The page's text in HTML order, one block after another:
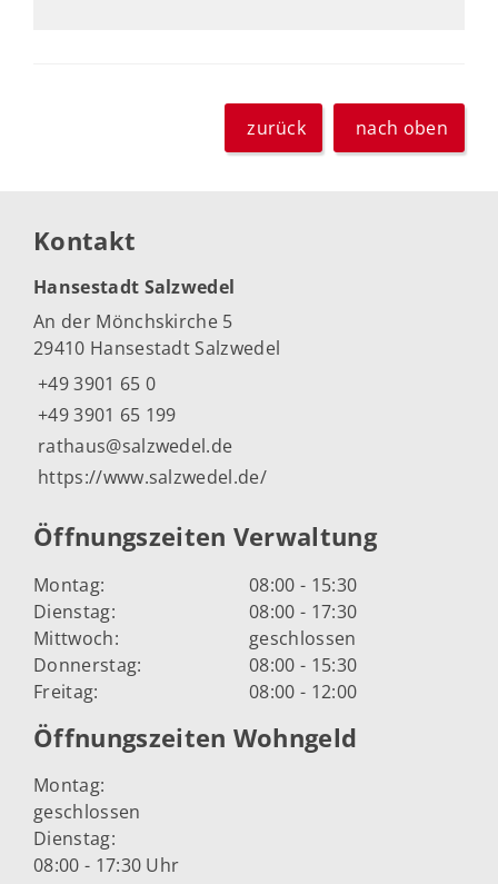
zurück nach oben
Kontakt
Hansestadt Salzwedel
An der Mönchskirche 5
29410 Hansestadt Salzwedel
+49 3901 65 0
+49 3901 65 199
rathaus@salzwedel.de
https://www.salzwedel.de/
Öffnungszeiten Verwaltung
Montag:
08:00 - 15:30
Dienstag:
08:00 - 17:30
Mittwoch:
geschlossen
Donnerstag:
08:00 - 15:30
Freitag:
08:00 - 12:00
Öffnungszeiten Wohngeld
Montag:
geschlossen
Dienstag:
08:00 - 17:30 Uhr